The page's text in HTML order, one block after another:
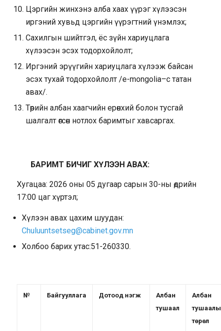
Цэргийн жинхэнэ алба хаах үүрэг хүлээсэн
иргэний хувьд цэргийн үүрэгтний үнэмлэх;
Сахилгын шийтгэл, ёс зүйн хариуцлага
хүлээсэн эсэх тодорхойлолт;
Иргэний эрүүгийн хариуцлага хүлээж байсан
эсэх тухай тодорхойлолт /e-mongolia–с татан
авах/.
Төрийн албан хаагчийн ерөнхий болон тусгай
шалгалт өгсөн нотлох баримтыг хавсаргах.
БАРИМТ БИЧИГ ХҮЛЭЭН АВАХ:
Хугацаа: 2026 оны 05 дугаар сарын 30-ны өдрийн
17:00 цаг хүртэл;
Хүлээн авах цахим шуудан:
Сhuluuntsetseg@cabinet.gov.mn
Холбоо барих утас:51-260330.
№ Байгууллага Дотоод нэгж
Албан
тушаал
Албан
төрөл